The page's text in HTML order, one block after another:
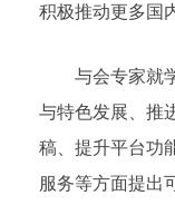
积极推动更多国
与会专家就
与特色发展、推
稿、提升平台功
服务等方面提出